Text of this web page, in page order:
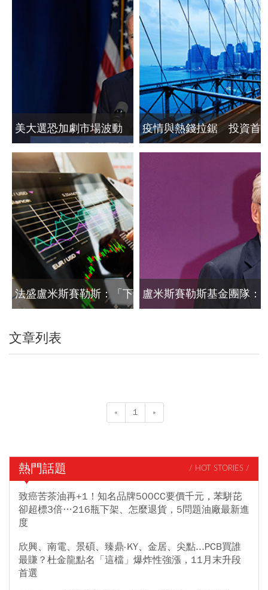
美大選恐加劇市場波動
投資注重追漲抗跌
疫情與熱錢拉鋸 投資首
法盛盧米斯賽勒斯：「下 盧米斯賽勒斯基金團隊：
文章列表
« 1 »
熱門話題 / HOT STORIES /
致癌苦茶油再+1！知名品牌500CC要價千元，苯駢芘
卻超標3倍…216瓶下架、怎麼退貨，5問題油廠最新進
度
欣興、南電、景碩、臻鼎-KY、金居、尖點...PCB買誰
最賺？杜金龍點名「這檔」爆炸性強漲，11月末升段
首選